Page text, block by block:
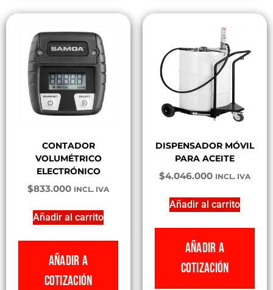
CONTADOR
VOLUMÉTRICO
ELECTRÓNICO
$833.000 INCL. IVA
Añadir al carrito
AÑADIR A
COTIZACIÓN
DISPENSADOR MÓVIL
PARA ACEITE
$4.046.000 INCL. IVA
Añadir al carrito
AÑADIR A
COTIZACIÓN